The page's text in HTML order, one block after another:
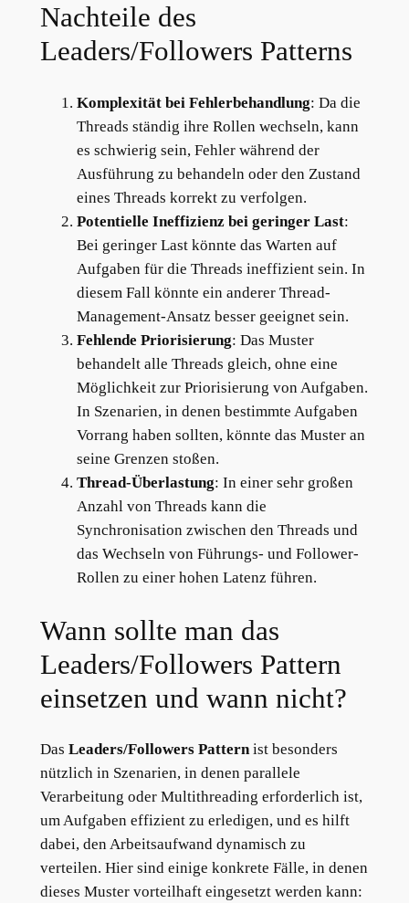
Nachteile des
Leaders/Followers Patterns
Komplexität bei Fehlerbehandlung: Da die
Threads ständig ihre Rollen wechseln, kann
es schwierig sein, Fehler während der
Ausführung zu behandeln oder den Zustand
eines Threads korrekt zu verfolgen.
Potentielle Ineffizienz bei geringer Last:
Bei geringer Last könnte das Warten auf
Aufgaben für die Threads ineffizient sein. In
diesem Fall könnte ein anderer Thread-
Management-Ansatz besser geeignet sein.
Fehlende Priorisierung: Das Muster
behandelt alle Threads gleich, ohne eine
Möglichkeit zur Priorisierung von Aufgaben.
In Szenarien, in denen bestimmte Aufgaben
Vorrang haben sollten, könnte das Muster an
seine Grenzen stoßen.
Thread-Überlastung: In einer sehr großen
Anzahl von Threads kann die
Synchronisation zwischen den Threads und
das Wechseln von Führungs- und Follower-
Rollen zu einer hohen Latenz führen.
Wann sollte man das
Leaders/Followers Pattern
einsetzen und wann nicht?
Das Leaders/Followers Patternist besonders
nützlich in Szenarien, in denen parallele
Verarbeitung oder Multithreading erforderlich ist,
um Aufgaben effizient zu erledigen, und es hilft
dabei, den Arbeitsaufwand dynamisch zu
verteilen. Hier sind einige konkrete Fälle, in denen
dieses Muster vorteilhaft eingesetzt werden kann: